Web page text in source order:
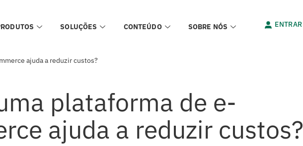
SOLUÇÕES CONTEÚDO SOBRE NÓS ENTRAR
ajuda a reduzir custos?
plataforma de e-
ajuda a reduzir custos?